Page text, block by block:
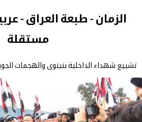
الزمان - طبعة العراق -
مستقلة
تشييع شهداء الداخلية بنينوى والهجمات